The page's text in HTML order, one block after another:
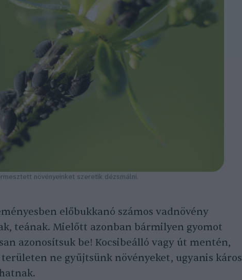
növényeinket szeretik dézsmálni.
előbukkanó számos vadnövény
teának. Mielőtt azonban bármilyen gyomot
azonosítsuk be! Kocsibeálló vagy út mentén,
ne gyűjtsünk növényeket, ugyanis káros